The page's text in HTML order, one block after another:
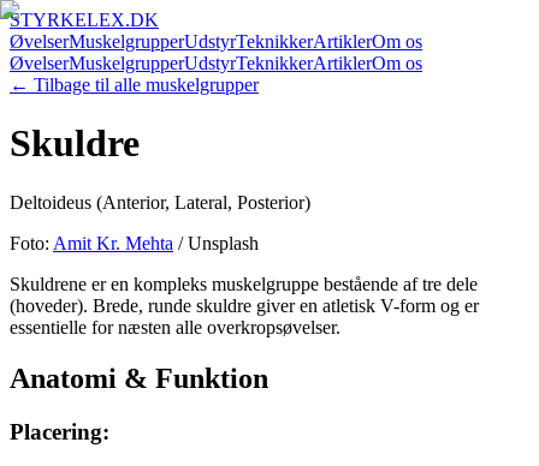
STYRKELEX.DK
ØvelserMuskelgrupperUdstyrTeknikkerArtiklerOm os
ØvelserMuskelgrupperUdstyrTeknikkerArtiklerOm os
← Tilbage til alle muskelgrupper
Skuldre
Deltoideus (Anterior, Lateral, Posterior)
Foto: Amit Kr. Mehta / Unsplash
Skuldrene er en kompleks muskelgruppe bestående af tre dele
(hoveder). Brede, runde skuldre giver en atletisk V-form og er
essentielle for næsten alle overkropsøvelser.
Anatomi & Funktion
Placering: